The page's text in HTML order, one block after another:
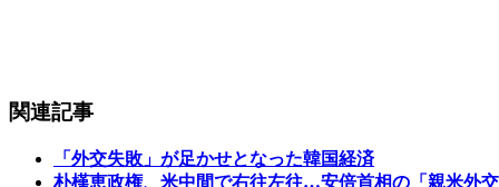
関連記事
「外交失敗」が足かせとなった韓国経済
朴槿恵政権、米中間で右往左往…安倍首相の「親米外